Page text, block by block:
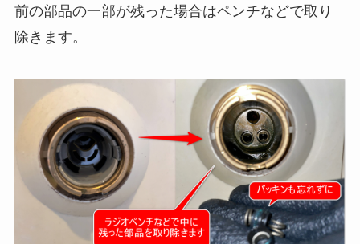
前の部品の一部が残った場合はペンチなどで取り
除きます。